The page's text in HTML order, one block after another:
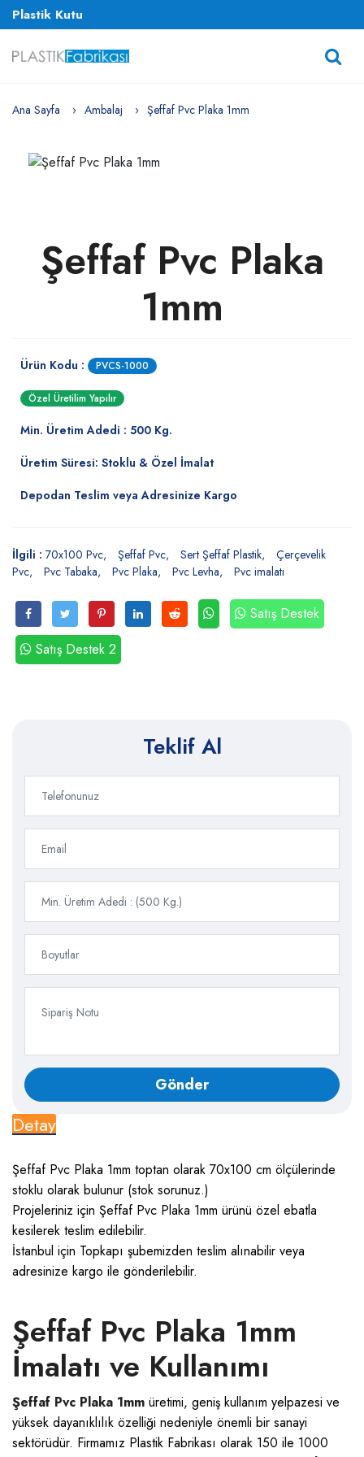
Plastik Kutu
Ana Sayfa Ambalaj Şeffaf Pvc Plaka 1mm
Şeffaf Pvc Plaka
1mm
Ürün Kodu : PVCS-1000
Özel Üretilim Yapılır
Min. Üretim Adedi : 500 Kg.
Üretim Süresi: Stoklu & Özel İmalat
Depodan Teslim veya Adresinize Kargo
İlgili : 70x100 Pvc Şeffaf Pvc Sert Şeffaf Plastik
Çerçevelik
Pvc
Pvc Tabaka Pvc Plaka Pvc Levha Pvc imalatı
Satış Destek
Satış Destek 2
Teklif Al
Detay
Şeffaf Pvc Plaka 1mm toptan olarak 70x100 cm ölçülerinde
stoklu olarak bulunur (stok sorunuz.)
Projeleriniz için Şeffaf Pvc Plaka 1mm ürünü özel ebatla
kesilerek teslim edilebilir.
İstanbul için Topkapı şubemizden teslim alınabilir veya
adresinize kargo ile gönderilebilir.
Şeffaf Pvc Plaka 1mm
İmalatı ve Kullanımı
Şeffaf Pvc Plaka 1mm üretimi, geniş kullanım yelpazesi ve
yüksek dayanıklılık özelliği nedeniyle önemli bir sanayi
sektörüdür. Firmamız Plastik Fabrikası olarak 150 ile 1000